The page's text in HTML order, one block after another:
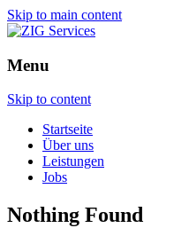
Skip to main content
Menu
Skip to content
Startseite
Über uns
Leistungen
Jobs
Nothing Found